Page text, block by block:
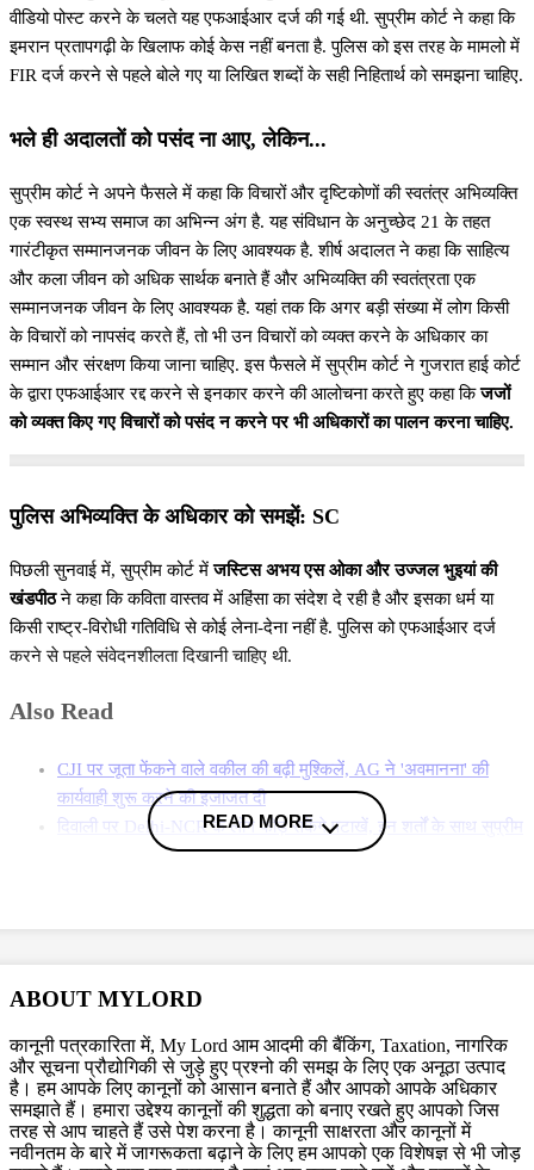
वीडियो पोस्ट करने के चलते यह एफआईआर दर्ज की गई थी. सुप्रीम कोर्ट ने कहा कि
इमरान प्रतापगढ़ी के खिलाफ कोई केस नहीं बनता है. पुलिस को इस तरह के मामलो में
FIR दर्ज करने से पहले बोले गए या लिखित शब्दों के सही निहितार्थ को समझना चाहिए.
भले ही अदालतों को पसंद ना आए, लेकिन...
सुप्रीम कोर्ट ने अपने फैसले में कहा कि विचारों और दृष्टिकोणों की स्वतंत्र अभिव्यक्ति
एक स्वस्थ सभ्य समाज का अभिन्न अंग है. यह संविधान के अनुच्छेद 21 के तहत
गारंटीकृत सम्मानजनक जीवन के लिए आवश्यक है. शीर्ष अदालत ने कहा कि साहित्य
और कला जीवन को अधिक सार्थक बनाते हैं और अभिव्यक्ति की स्वतंत्रता एक
सम्मानजनक जीवन के लिए आवश्यक है. यहां तक कि अगर बड़ी संख्या में लोग किसी
के विचारों को नापसंद करते हैं, तो भी उन विचारों को व्यक्त करने के अधिकार का
सम्मान और संरक्षण किया जाना चाहिए. इस फैसले में सुप्रीम कोर्ट ने गुजरात हाई कोर्ट
के द्वारा एफआईआर रद्द करने से इनकार करने की आलोचना करते हुए कहा किजजों
को व्यक्त किए गए विचारों को पसंद न करने पर भी अधिकारों का पालन करना चाहिए.
पुलिस अभिव्यक्ति के अधिकार को समझें: SC
पिछली सुनवाई में, सुप्रीम कोर्ट मेंजस्टिस अभय एस ओका और उज्जल भुइयां की
खंडपीठने कहा कि कविता वास्तव में अहिंसा का संदेश दे रही है और इसका धर्म या
किसी राष्ट्र-विरोधी गतिविधि से कोई लेना-देना नहीं है. पुलिस को एफआईआर दर्ज
करने से पहले संवेदनशीलता दिखानी चाहिए थी.
Also Read
CJI पर जूता फेंकने वाले वकील की बढ़ी मुश्किलें, AG ने 'अवमानना' की
कार्यवाही शुरू करने की इजाजत दी
दिवाली पर Delhi-NCR के लोग फोड़ सकेंगे पटाखें, इन शर्तों के साथ सुप्रीम
कोर्ट ने दी ये इजाजत
जस्टिस ओका ने कहा,
"यही समस्या है - अब किसी के मन में रचनात्मकता के लिए कोई
सम्मान नहीं है. अगर आप इसे सीधे तौर पर पढ़ें, तो यह कहता है
कि भले ही आप अन्याय सहें, इसे प्यार से सहें, भले ही लोग मरें,
हम इसे स्वीकार करेंगे."
READ MORE
ABOUT MYLORD
कानूनी पत्रकारिता में, My Lord आम आदमी की बैंकिंग, Taxation, नागरिक
और सूचना प्रौद्योगिकी से जुड़े हुए प्रश्नो की समझ के लिए एक अनूठा उत्पाद
है। हम आपके लिए कानूनों को आसान बनाते हैं और आपको आपके अधिकार
समझाते हैं। हमारा उद्देश्य कानूनों की शुद्धता को बनाए रखते हुए आपको जिस
तरह से आप चाहते हैं उसे पेश करना है। कानूनी साक्षरता और कानूनों में
नवीनतम के बारे में जागरूकता बढ़ाने के लिए हम आपको एक विशेषज्ञ से भी जोड़